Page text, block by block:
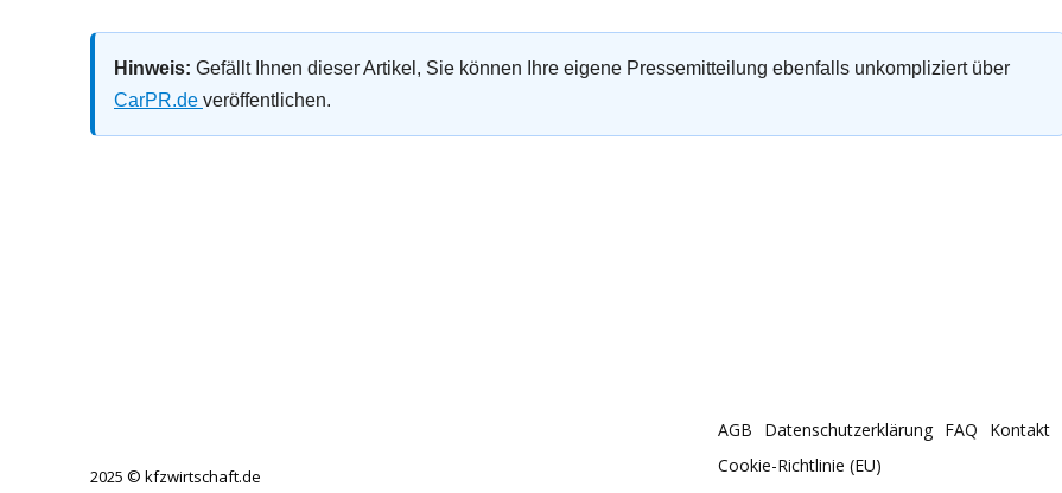
Hinweis: Gefällt Ihnen dieser Artikel, Sie können Ihre eigene Pressemitteilung ebenfalls unkompliziert über
CarPR.de veröffentlichen.
2025 © kfzwirtschaft.de
AGB Datenschutzerklärung FAQ Kontakt
Cookie-Richtlinie (EU)